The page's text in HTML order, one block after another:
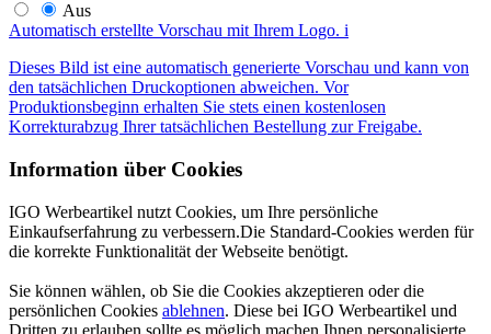
Aus
Automatisch erstellte Vorschau mit Ihrem Logo. i
Dieses Bild ist eine automatisch generierte Vorschau und kann von
den tatsächlichen Druckoptionen abweichen. Vor
Produktionsbeginn erhalten Sie stets einen kostenlosen
Korrekturabzug Ihrer tatsächlichen Bestellung zur Freigabe.
Information über Cookies
IGO Werbeartikel nutzt Cookies, um Ihre persönliche
Einkaufserfahrung zu verbessern.Die Standard-Cookies werden für
die korrekte Funktionalität der Webseite benötigt.
Sie können wählen, ob Sie die Cookies akzeptieren oder die
persönlichen Cookies ablehnen. Diese bei IGO Werbeartikel und
Dritten zu erlauben sollte es möglich machen Ihnen personalisierte